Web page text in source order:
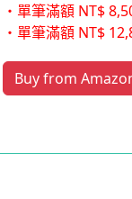
・單筆滿額 NT$
・單筆滿額 NT$
Buy from